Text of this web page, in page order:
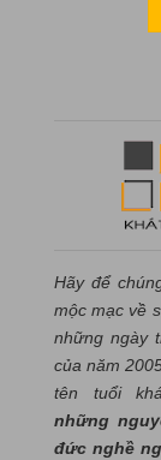
Hãy để
mộc mạc về
những ngày
của năm
tên tuổi
những
đức nghề